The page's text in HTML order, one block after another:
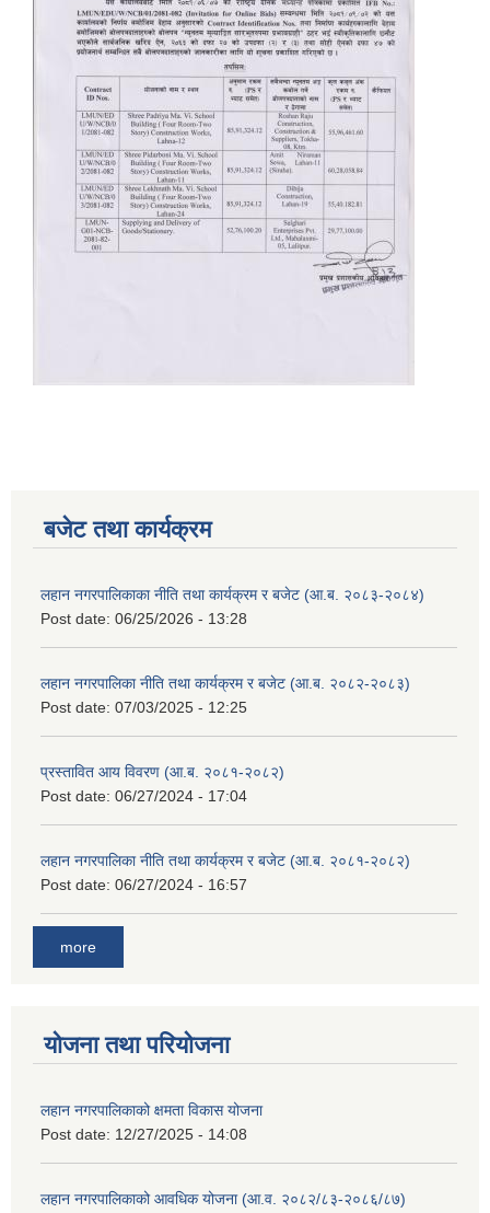
बजेट तथा कार्यक्रम
लहान नगरपालिकाका नीति तथा कार्यक्रम र बजेट (आ.ब. २०८३-२०८४)
Post date: 06/25/2026 - 13:28
लहान नगरपालिका नीति तथा कार्यक्रम र बजेट (आ.ब. २०८२-२०८३)
Post date: 07/03/2025 - 12:25
प्रस्तावित आय विवरण (आ.ब. २०८१-२०८२)
Post date: 06/27/2024 - 17:04
लहान नगरपालिका नीति तथा कार्यक्रम र बजेट (आ.ब. २०८१-२०८२)
Post date: 06/27/2024 - 16:57
more
योजना तथा परियोजना
लहान नगरपालिकाको क्षमता विकास योजना
Post date: 12/27/2025 - 14:08
लहान नगरपालिकाको आवधिक योजना (आ.व. २०८२/८३-२०८६/८७)